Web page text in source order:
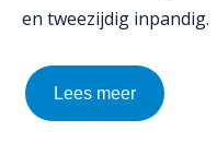
Balkons
Galerijplaten
Consoles
Informatie aanvragen
en tweezijdig inpandig.
Lees meer